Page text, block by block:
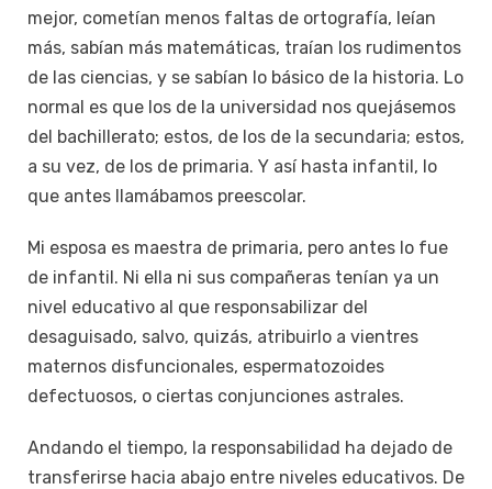
mejor, cometían menos faltas de ortografía, leían
más, sabían más matemáticas, traían los rudimentos
de las ciencias, y se sabían lo básico de la historia. Lo
normal es que los de la universidad nos quejásemos
del bachillerato; estos, de los de la secundaria; estos,
a su vez, de los de primaria. Y así hasta infantil, lo
que antes llamábamos preescolar.
Mi esposa es maestra de primaria, pero antes lo fue
de infantil. Ni ella ni sus compañeras tenían ya un
nivel educativo al que responsabilizar del
desaguisado, salvo, quizás, atribuirlo a vientres
maternos disfuncionales, espermatozoides
defectuosos, o ciertas conjunciones astrales.
Andando el tiempo, la responsabilidad ha dejado de
transferirse hacia abajo entre niveles educativos. De